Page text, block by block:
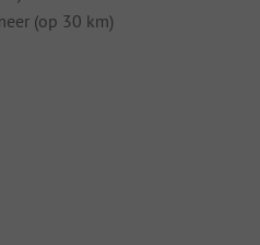
(op 30 km)